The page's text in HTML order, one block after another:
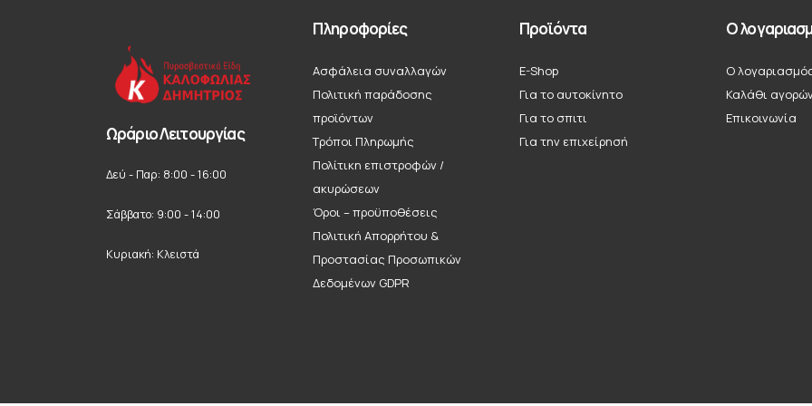
Ωράριο Λειτουργίας
Δεύ - Παρ: 8:00 - 16:00
Σάββατο: 9:00 - 14:00
Κυριακή: Κλειστά
Πληροφορίες
Ασφάλεια συναλλαγών
Πολιτική παράδοσης
προϊόντων
Τρόποι Πληρωμής
Πολίτικη επιστροφών /
ακυρώσεων
Όροι – προϋποθέσεις
Πολιτική Απορρήτου &
Προστασίας Προσωπικών
Δεδομένων GDPR
Προϊόντα
E-Shop
Για το αυτοκίνητο
Για το σπιτι
Για την επιχείρησή
Ο
Ο
Καλάθι
Επικοινωνία